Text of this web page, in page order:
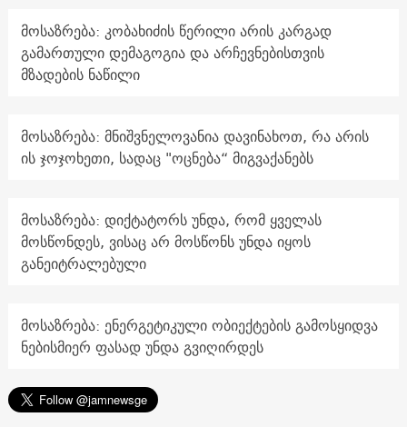
მოსაზრება: კობახიძის წერილი არის კარგად
გამართული დემაგოგია და არჩევნებისთვის
მზადების ნაწილი
მოსაზრება: მნიშვნელოვანია დავინახოთ, რა არის
ის ჯოჯოხეთი, სადაც "ოცნება“ მიგვაქანებს
მოსაზრება: დიქტატორს უნდა, რომ ყველას
მოსწონდეს, ვისაც არ მოსწონს უნდა იყოს
განეიტრალებული
მოსაზრება: ენერგეტიკული ობიექტების გამოსყიდვა
ნებისმიერ ფასად უნდა გვიღირდეს